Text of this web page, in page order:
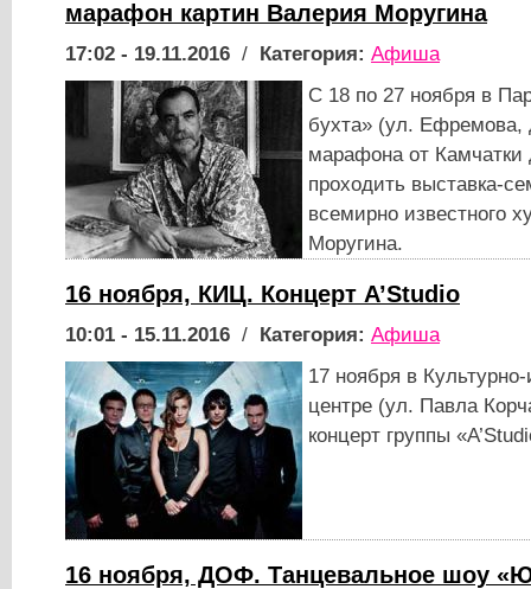
марафон картин Валерия Моругина
17:02 - 19.11.2016 / Категория: Афиша
С 18 по 27 ноября в
бухта» (ул. Ефремова,
марафона от
проходить выставка-
всемирно известного
Моругина.
16 ноября, КИЦ. Концерт A’Studio
10:01 - 15.11.2016 / Категория: Афиша
17 ноября в
центре (ул. Павла
концерт группы
16 ноября, ДОФ. Танцевальное шоу